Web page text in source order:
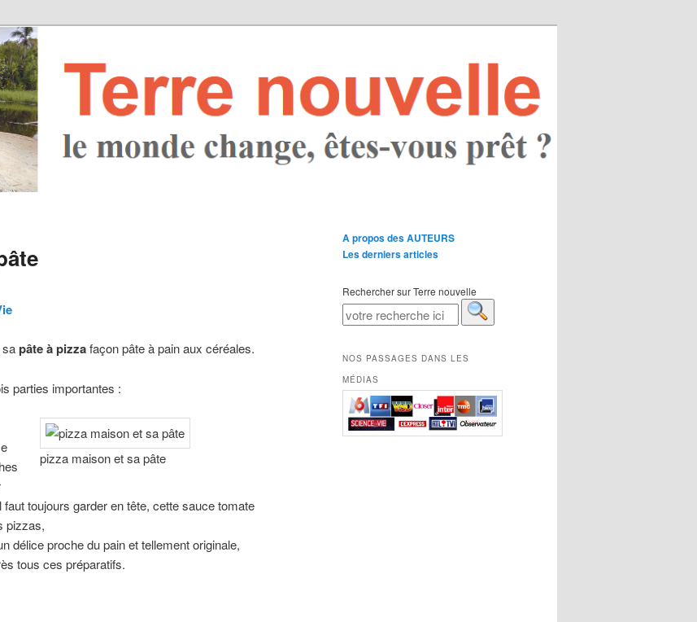
pâte à pizzafaçon pâte à pain aux céréales.
parties importantes :
pizza maison et sa pâte
toujours garder en tête, cette sauce tomate
pizzas,
délice proche du pain et tellement originale,
tous ces préparatifs.
A propos des AUTEURS
Les derniers articles
Rechercher sur Terre nouvelle
NOS PASSAGES DANS LES
MÉDIAS